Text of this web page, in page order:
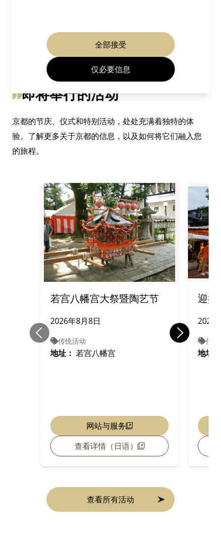
全部接受
仅必要信息
即将举行的活动
京都的节庆、仪式和特别活动，处处充满着独特的体
验。了解更多关于京都的信息，以及如何将它们融入您
的旅程。
若宫八幡宫大祭暨陶艺节
2026年8月8日
传统活动
地址： 若宫八幡宫
网站与服务
查看详情（日语）
迎接
2026
传
地址
查看所有活动